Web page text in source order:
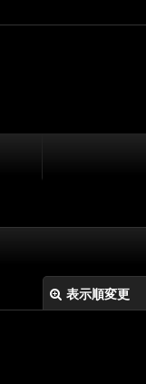
表示順変更